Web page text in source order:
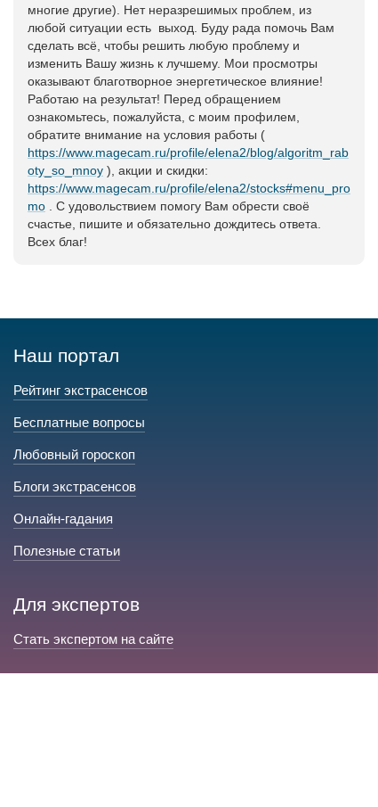
многие другие). Нет неразрешимых проблем, из
любой ситуации есть выход. Буду рада помочь Вам
сделать всё, чтобы решить любую проблему и
изменить Вашу жизнь к лучшему. Мои просмотры
оказывают благотворное энергетическое влияние!
Работаю на результат! Перед обращением
ознакомьтесь, пожалуйста, с моим профилем,
обратите внимание на условия работы (
https://www.magecam.ru/profile/elena2/blog/algoritm_rab
oty_so_mnoy ), акции и скидки:
https://www.magecam.ru/profile/elena2/stocks#menu_pro
mo . С удовольствием помогу Вам обрести своё
счастье, пишите и обязательно дождитесь ответа.
Всех благ!
Наш портал
Рейтинг экстрасенсов
Бесплатные вопросы
Любовный гороскоп
Блоги экстрасенсов
Онлайн-гадания
Полезные статьи
Для экспертов
Стать экспертом на сайте